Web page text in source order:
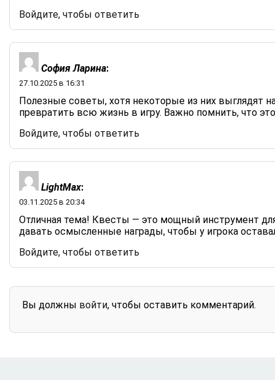
Войдите, чтобы ответить
София Ларина:
27.10.2025 в 16:31
Полезные советы, хотя некоторые из них выглядят
превратить всю жизнь в игру. Важно помнить, что
Войдите, чтобы ответить
LightMax:
03.11.2025 в 20:34
Отличная тема! Квесты — это мощный инструмент
давать осмысленные награды, чтобы у игрока
Войдите, чтобы ответить
Вы должны войти, чтобы оставить комментарий.